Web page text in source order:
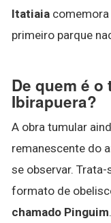
Itatiaia
primeiro parque
De quem é
Ibirapuera?
A obra tumular
remanescente do
se observar.
formato de
chamado Pinguim.